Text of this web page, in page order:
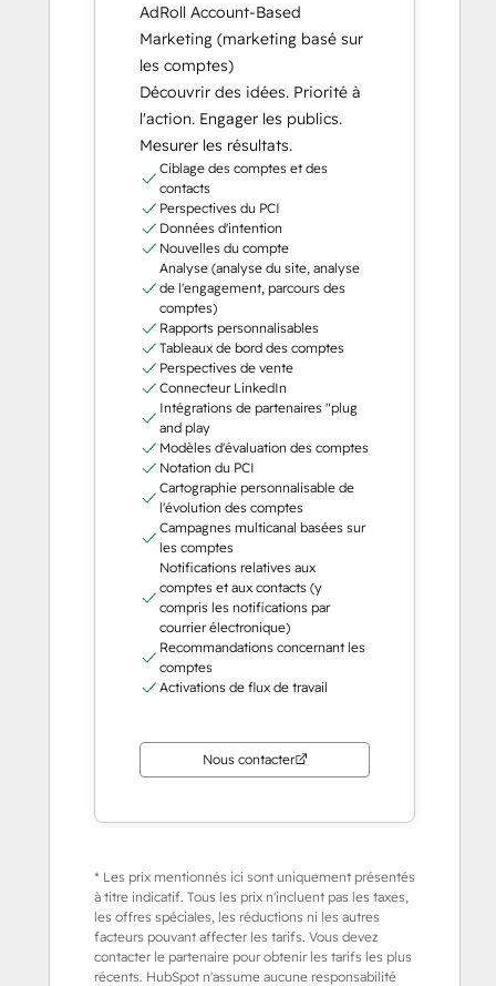
AdRoll Account-Based
Marketing (marketing basé sur
les comptes)
Découvrir des idées. Priorité à
l'action. Engager les publics.
Mesurer les résultats.
Ciblage des comptes et des
contacts
Perspectives du PCI
Données d'intention
Nouvelles du compte
Analyse (analyse du site, analyse
de l'engagement, parcours des
comptes)
Rapports personnalisables
Tableaux de bord des comptes
Perspectives de vente
Connecteur LinkedIn
Intégrations de partenaires "plug
and play
Modèles d'évaluation des comptes
Notation du PCI
Cartographie personnalisable de
l'évolution des comptes
Campagnes multicanal basées sur
les comptes
Notifications relatives aux
comptes et aux contacts (y
compris les notifications par
courrier électronique)
Recommandations concernant les
comptes
Activations de flux de travail
Nous contacter
* Les prix mentionnés ici sont uniquement présentés
à titre indicatif. Tous les prix n'incluent pas les taxes,
les offres spéciales, les réductions ni les autres
facteurs pouvant affecter les tarifs. Vous devez
contacter le partenaire pour obtenir les tarifs les plus
récents. HubSpot n'assume aucune responsabilité